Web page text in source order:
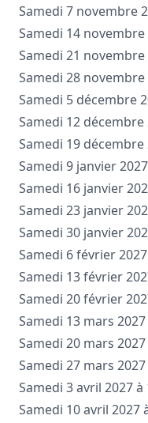
Samedi 7 novembre
Samedi 14 novembre
Samedi 21 novembre
Samedi 28 novembre
Samedi 5 décembre
Samedi 12 décembre
Samedi 19 décembre
Samedi 9 janvier
Samedi 16 janvier
Samedi 23 janvier
Samedi 30 janvier
Samedi 6 février
Samedi 13 février
Samedi 20 février
Samedi 13 mars 2027
Samedi 20 mars 2027
Samedi 27 mars 2027
Samedi 3 avril 2027 à
Samedi 10 avril 2027